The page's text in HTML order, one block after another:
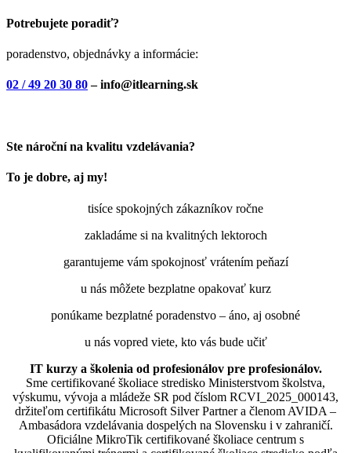
Potrebujete poradiť?
poradenstvo, objednávky a informácie:
02 / 49 20 30 80– info@itlearning.sk
Ste nároční na kvalitu vzdelávania?
To je dobre, aj my!
tisíce spokojných zákazníkov ročne
zakladáme si na kvalitných lektoroch
garantujeme vám spokojnosť vrátením peňazí
u nás môžete bezplatne opakovať kurz
ponúkame bezplatné poradenstvo – áno, aj osobné
u nás vopred viete, kto vás bude učiť
IT kurzy a školenia od profesionálov pre profesionálov.
Sme certifikované školiace stredisko Ministerstvom školstva,
výskumu, vývoja a mládeže SR pod číslom RCVI_2025_000143,
držiteľom certifikátu Microsoft Silver Partner a členom AVIDA –
Ambasádora vzdelávania dospelých na Slovensku i v zahraničí.​​​​​​​​​​​​​​​​
Oficiálne MikroTik certifikované školiace centrum s